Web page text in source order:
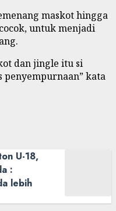
maskot hingga
untuk menjadi
dan jingle itu si
penyempurnaan” kata
U-18,
:
lebih